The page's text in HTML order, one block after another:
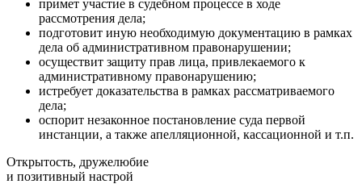
примет участие в судебном процессе в ходе
рассмотрения дела;
подготовит иную необходимую документацию в рамках
дела об административном правонарушении;
осуществит защиту прав лица, привлекаемого к
административному правонарушению;
истребует доказательства в рамках рассматриваемого
дела;
оспорит незаконное постановление суда первой
инстанции, а также апелляционной, кассационной и т.п.
Открытость, дружелюбие
и позитивный настрой